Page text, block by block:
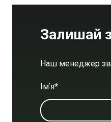
Залишай
Наш менеджер
Імʼя*